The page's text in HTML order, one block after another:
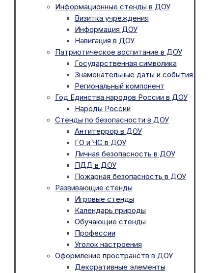
Информационные стенды в ДОУ
Визитка учреждения
Информация ДОУ
Навигация в ДОУ
Патриотическое воспитание в ДОУ
Государственная символика
Знаменательные даты и события
Региональный компонент
Год Единства народов России в ДОУ
Народы России
Стенды по безопасности в ДОУ
Антитеррор в ДОУ
ГО и ЧС в ДОУ
Личная безопасность в ДОУ
ПДД в ДОУ
Пожарная безопасность в ДОУ
Развивающие стенды
Игровые стенды
Календарь природы
Обучающие стенды
Профессии
Уголок настроения
Оформление пространств в ДОУ
Декоративные элементы